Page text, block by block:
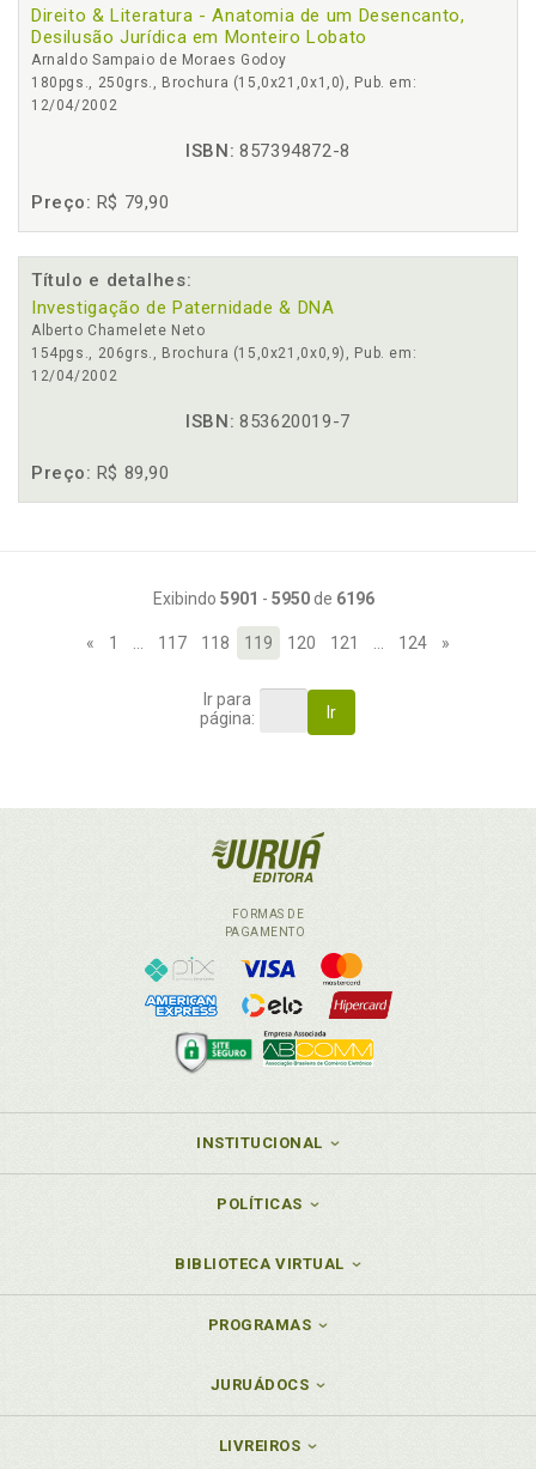
Direito & Literatura - Anatomia de um Desencanto,
Desilusão Jurídica em Monteiro Lobato
Arnaldo Sampaio de Moraes Godoy
180pgs., 250grs., Brochura (15,0x21,0x1,0), Pub. em:
12/04/2002
ISBN: 857394872-8
Preço: R$ 79,90
Título e detalhes:
Investigação de Paternidade & DNA
Alberto Chamelete Neto
154pgs., 206grs., Brochura (15,0x21,0x0,9), Pub. em:
12/04/2002
ISBN: 853620019-7
Preço: R$ 89,90
Exibindo 5901 - 5950de 6196
« 1 117 118 119 120 121 124 »
Ir para
página:
Ir
FORMAS DE
PAGAMENTO
INSTITUCIONAL
POLÍTICAS
BIBLIOTECA VIRTUAL
PROGRAMAS
JURUÁDOCS
LIVREIROS